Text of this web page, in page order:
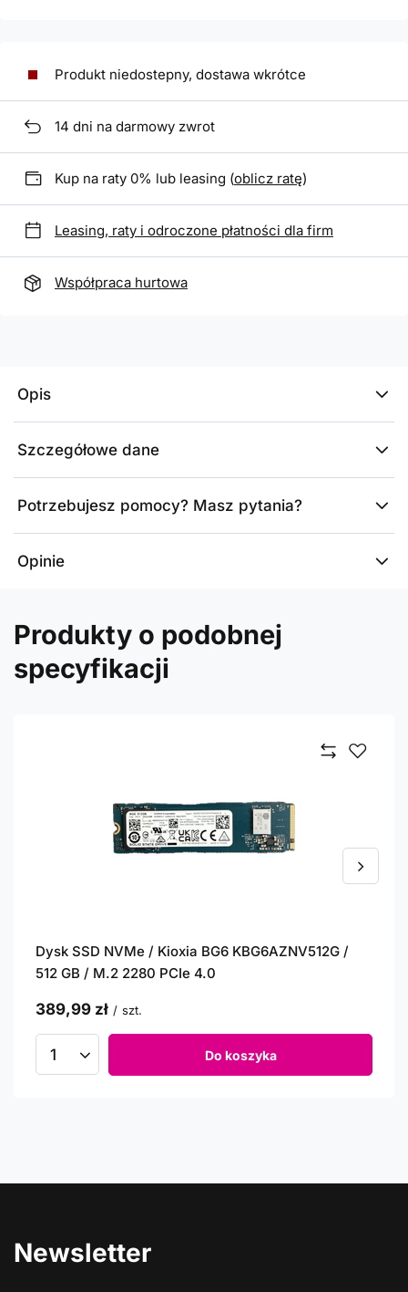
Produkt niedostepny, dostawa wkrótce
14 dni na darmowy zwrot
Kup na raty 0% lub leasing (oblicz ratę)
Leasing, raty i odroczone płatności dla firm
Współpraca hurtowa
Opis
Szczegółowe dane
Potrzebujesz pomocy? Masz pytania?
Opinie
Produkty o podobnej
specyfikacji
Dysk SSD NVMe / Kioxia BG6 KBG6AZNV512G /
512 GB / M.2 2280 PCIe 4.0
389,99 zł / szt.
Do koszyka
Newsletter